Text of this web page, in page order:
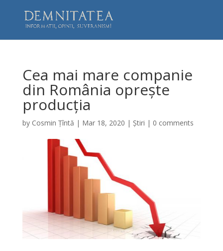
Cea mai mare companie
din România oprește
producția
by Cosmin Țîntă | Mar 18, 2020 | Știri | 0 comments